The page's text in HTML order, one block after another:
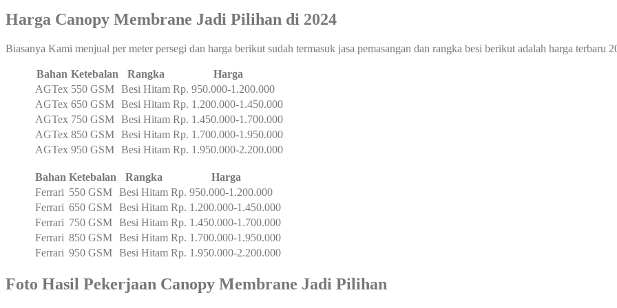
Harga Canopy Membrane Jadi Pilihan di 2024
Biasanya Kami menjual per meter persegi dan harga berikut sudah termasuk jasa pemasangan dan rangka besi berikut adalah harga terbaru
Bahan Ketebalan Rangka
Harga
AGTex 550 GSM Besi Hitam Rp. 950.000-1.200.000
AGTex 650 GSM Besi Hitam Rp. 1.200.000-1.450.000
AGTex 750 GSM Besi Hitam Rp. 1.450.000-1.700.000
AGTex 850 GSM Besi Hitam Rp. 1.700.000-1.950.000
AGTex 950 GSM Besi Hitam Rp. 1.950.000-2.200.000
Bahan Ketebalan Rangka
Harga
Ferrari 550 GSM Besi Hitam Rp. 950.000-1.200.000
Ferrari 650 GSM Besi Hitam Rp. 1.200.000-1.450.000
Ferrari 750 GSM Besi Hitam Rp. 1.450.000-1.700.000
Ferrari 850 GSM Besi Hitam Rp. 1.700.000-1.950.000
Ferrari 950 GSM Besi Hitam Rp. 1.950.000-2.200.000
Foto Hasil Pekerjaan Canopy Membrane Jadi Pilihan